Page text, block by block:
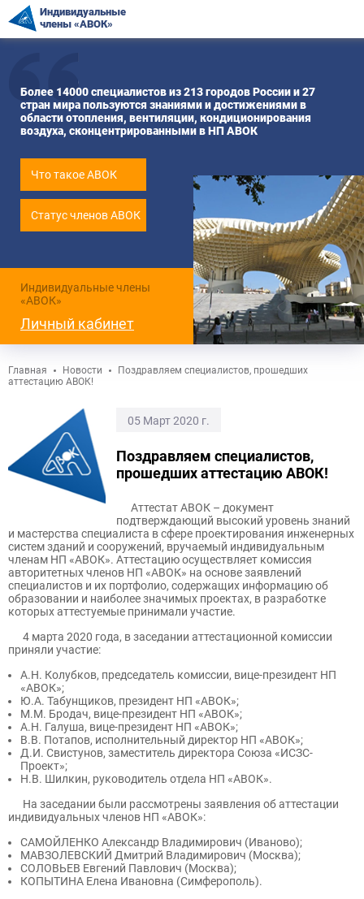
Индивидуальные
члены «АВОК»
Более 14000 специалистов из 213 городов России и 27
стран мира пользуются знаниями и достижениями в
области отопления, вентиляции, кондиционирования
воздуха, сконцентрированными в НП АВОК
Что такое АВОК
Статус членов АВОК
Индивидуальные члены
«АВОК»
Личный кабинет
Главная Новости
Поздравляем специалистов, прошедших
аттестацию АВОК!
05 Март 2020 г.
Поздравляем специалистов,
прошедших аттестацию АВОК!
Аттестат АВОК – документ
подтверждающий высокий уровень знаний
и мастерства специалиста в сфере проектирования инженерных
систем зданий и сооружений, вручаемый индивидуальным
членам НП «АВОК». Аттестацию осуществляет комиссия
авторитетных членов НП «АВОК» на основе заявлений
специалистов и их портфолио, содержащих информацию об
образовании и наиболее значимых проектах, в разработке
которых аттестуемые принимали участие.
4 марта 2020 года, в заседании аттестационной комиссии
приняли участие:
А.Н. Колубков, председатель комиссии, вице-президент НП
«АВОК»;
Ю.А. Табунщиков, президент НП «АВОК»;
М.М. Бродач, вице-президент НП «АВОК»;
А.Н. Галуша, вице-президент НП «АВОК»;
В.В. Потапов, исполнительный директор НП «АВОК»;
Д.И. Свистунов, заместитель директора Союза «ИСЗС-
Проект»;
Н.В. Шилкин, руководитель отдела НП «АВОК».
На заседании были рассмотрены заявления об аттестации
индивидуальных членов НП «АВОК»:
САМОЙЛЕНКО Александр Владимирович (Иваново);
МАВЗОЛЕВСКИЙ Дмитрий Владимирович (Москва);
СОЛОВЬЕВ Евгений Павлович (Москва);
КОПЫТИНА Елена Ивановна (Симферополь).